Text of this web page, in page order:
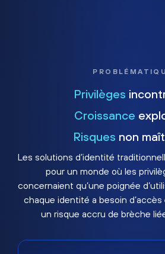
Privilèges
Croissance
Risques non
Les solutions d’identité
pour un monde où les
concernaient qu’une poignée
chaque identité a besoin
un risque accru de brèche